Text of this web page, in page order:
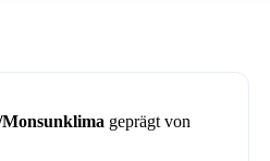
geprägt von